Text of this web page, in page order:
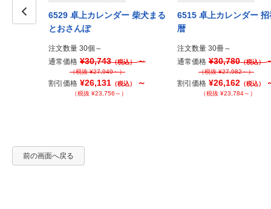
6529 卓上カレンダー 柴犬まる
とおさんぽ
注文数量 30個～
通常価格 ¥30,743（税込）～
（税抜 ¥27,949～）
割引価格 ¥26,131 （税込） ～
（税抜 ¥23,756～）
6515 卓上カレンダー
暦
注文数量 30冊～
通常価格 ¥30,780（税込）
（税抜 ¥27,982～）
割引価格 ¥26,162 （税込）
（税抜 ¥23,784～）
前の画面へ戻る